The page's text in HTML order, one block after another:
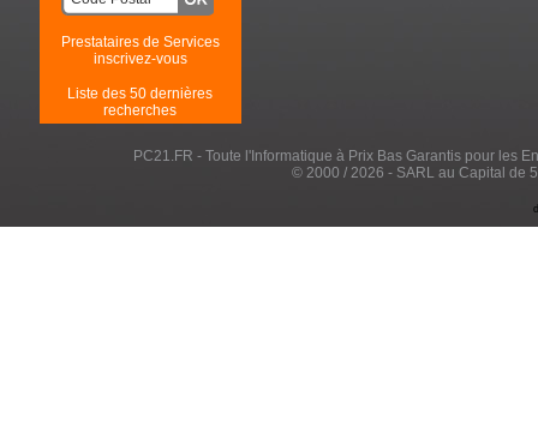
Prestataires de Services
inscrivez-vous
Liste des 50 dernières
recherches
PC21.FR - Toute l'Informatique à Prix Bas Garantis pour les
© 2000 / 2026 - SARL au Capital de